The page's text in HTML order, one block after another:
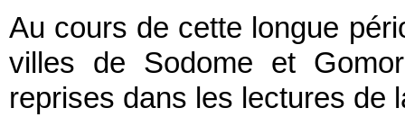
Au cours de cette longue
villes de Sodome et
reprises dans les lectures de